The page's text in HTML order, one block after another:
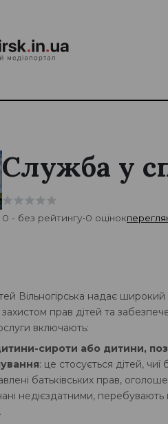
Служба у
0 - без рейтингу•0 оцінок
Вільногірська надає широкий
захистом прав дітей та
включають:
сироти або дитини,
: це стосується дітей, чиї
батьківських прав,
недієздатними, перебувають